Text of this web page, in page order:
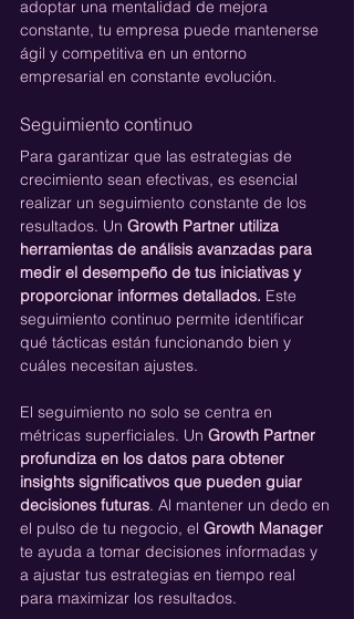
adoptar una mentalidad de mejora
constante, tu empresa puede mantenerse
ágil y competitiva en un entorno
empresarial en constante evolución.
Seguimiento continuo
Para garantizar que las estrategias de
crecimiento sean efectivas, es esencial
realizar un seguimiento constante de los
resultados. Un Growth Partner utiliza
herramientas de análisis avanzadas para
medir el desempeño de tus iniciativas y
proporcionar informes detallados. Este
seguimiento continuo permite identificar
qué tácticas están funcionando bien y
cuáles necesitan ajustes.
El seguimiento no solo se centra en
métricas superficiales. Un Growth Partner
profundiza en los datos para obtener
insights significativos que pueden guiar
decisiones futuras. Al mantener un dedo en
el pulso de tu negocio, el Growth Manager
te ayuda a tomar decisiones informadas y
a ajustar tus estrategias en tiempo real
para maximizar los resultados.